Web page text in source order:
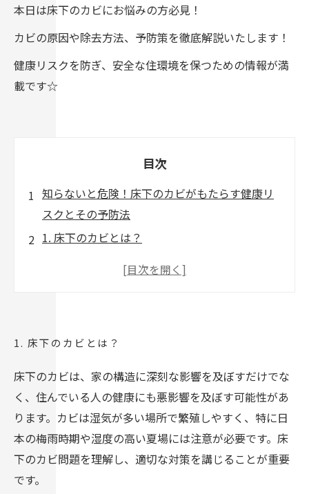
本日は床下のカビにお悩みの方必見！
カビの原因や除去方法、予防策を徹底解説いたします！
健康リスクを防ぎ、安全な住環境を保つための情報が満
載です☆
目次
知らないと危険！床下のカビがもたらす健康リ
スクとその予防法
1. 床下のカビとは？
2. 床下のカビの見分け方
7. 床下のカビに関するQ&A
8. カビ取り業者の選び方
カビ取り・カビ対策はカビバスターズ
1. 床下のカビとは？
床下のカビは、家の構造に深刻な影響を及ぼすだけでな
く、住んでいる人の健康にも悪影響を及ぼす可能性があ
ります。カビは湿気が多い場所で繁殖しやすく、特に日
本の梅雨時期や湿度の高い夏場には注意が必要です。床
下のカビ問題を理解し、適切な対策を講じることが重要
です。